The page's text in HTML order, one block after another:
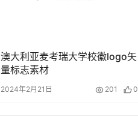
澳大利亚麦考瑞大学校徽logo矢
量标志素材
2024年2月21日 201 0